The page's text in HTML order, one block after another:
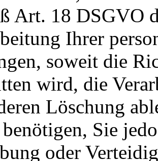
Art. 18 DSGVO
Ihrer
soweit die
wird, die
Löschung
Sie
oder